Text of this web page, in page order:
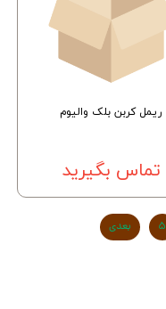
ریمل کربن بلک والیوم
تماس بگیرید
۵ بعدی